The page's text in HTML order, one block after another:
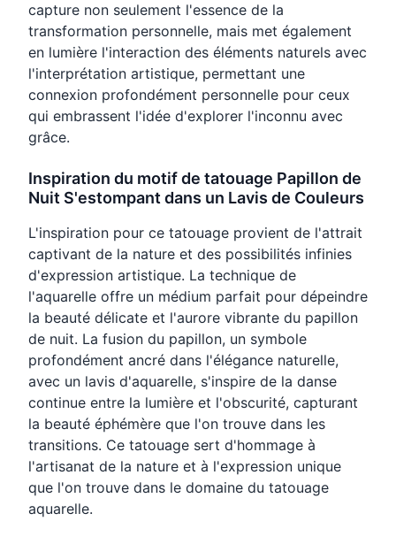
capture non seulement l'essence de la
transformation personnelle, mais met également
en lumière l'interaction des éléments naturels avec
l'interprétation artistique, permettant une
connexion profondément personnelle pour ceux
qui embrassent l'idée d'explorer l'inconnu avec
grâce.
Inspiration du motif de tatouage Papillon de
Nuit S'estompant dans un Lavis de Couleurs
L'inspiration pour ce tatouage provient de l'attrait
captivant de la nature et des possibilités infinies
d'expression artistique. La technique de
l'aquarelle offre un médium parfait pour dépeindre
la beauté délicate et l'aurore vibrante du papillon
de nuit. La fusion du papillon, un symbole
profondément ancré dans l'élégance naturelle,
avec un lavis d'aquarelle, s'inspire de la danse
continue entre la lumière et l'obscurité, capturant
la beauté éphémère que l'on trouve dans les
transitions. Ce tatouage sert d'hommage à
l'artisanat de la nature et à l'expression unique
que l'on trouve dans le domaine du tatouage
aquarelle.